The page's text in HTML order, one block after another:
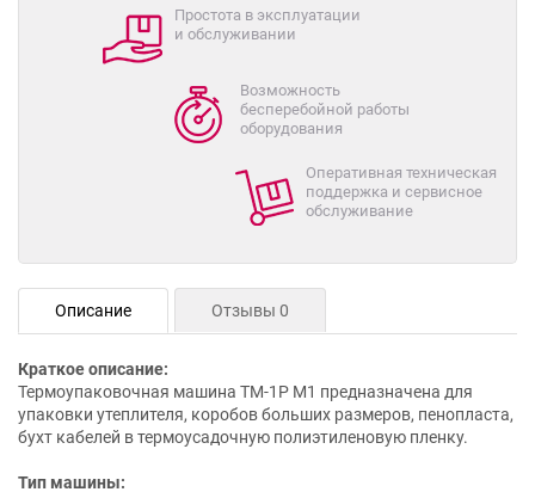
Простота в эксплуатации
и обслуживании
Возможность
бесперебойной работы
оборудования
Оперативная техническая
поддержка и сервисное
обслуживание
Описание Отзывы 0
Краткое описание:
Термоупаковочная машина ТМ-1Р М1 предназначена для
упаковки утеплителя, коробов больших размеров, пенопласта,
бухт кабелей в термоусадочную полиэтиленовую пленку.
Тип машины: